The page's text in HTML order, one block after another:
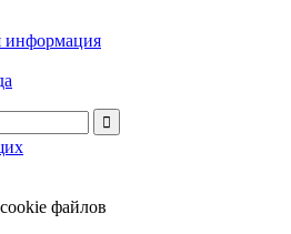
информация
файлов